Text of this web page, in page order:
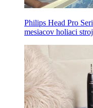
Philips Head Pro
mesiacov holiaci